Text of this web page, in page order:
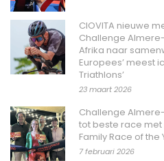
CIOVITA nieuwe
Challenge
Afrika naar
Europees’ meest
Triathlons’
23 maart 2026
Challenge
tot beste race met
Family Race of the
7 februari 2026